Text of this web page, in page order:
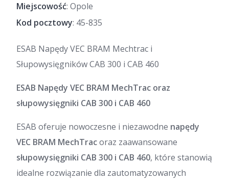
Miejscowość: Opole
Kod pocztowy: 45-835
ESAB Napędy VEC BRAM Mechtrac i
Słupowysięgników CAB 300 i CAB 460
ESAB Napędy VEC BRAM MechTrac oraz
słupowysięgniki CAB 300 i CAB 460
ESAB oferuje nowoczesne i niezawodne napędy
VEC BRAM MechTracoraz zaawansowane
słupowysięgniki CAB 300 i CAB 460, które stanowią
idealne rozwiązanie dla zautomatyzowanych